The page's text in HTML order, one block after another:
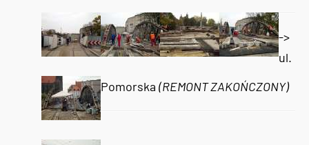
->
ul.
Pomorska (REMONT ZAKOŃCZONY)